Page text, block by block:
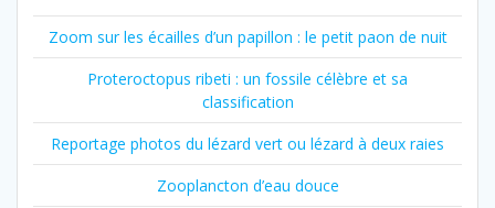
Zoom sur les écailles d’un papillon : le petit paon de nuit
Proteroctopus ribeti : un fossile célèbre et sa
classification
Reportage photos du lézard vert ou lézard à deux raies
Zooplancton d’eau douce